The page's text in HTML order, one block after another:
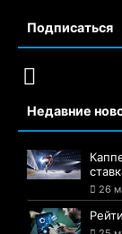
Подписаться
Недавние
26